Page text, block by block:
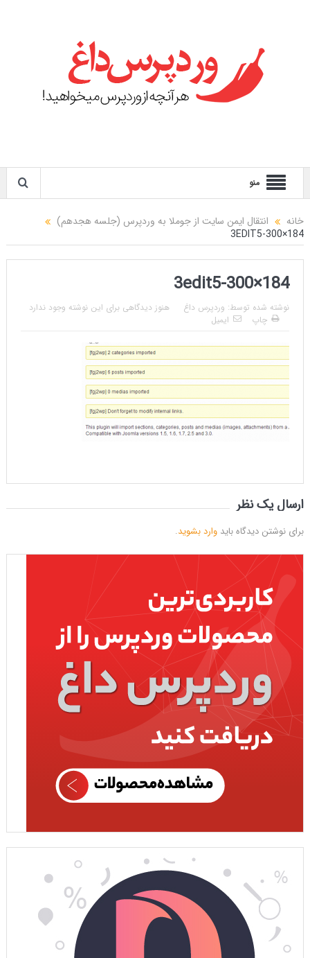
منو
خانه
انتقال ایمن سایت از جوملا به وردپرس (جلسه هجدهم)
3EDIT5-300×184
3edit5-300×184
نوشته شده توسط: وردپرس داغ
هنوز دیدگاهی برای این نوشته وجود ندارد
چاپ
ایمیل
ارسال یک نظر
برای نوشتن دیدگاه باید وارد بشوید.